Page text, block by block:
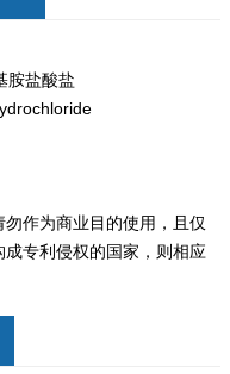
胺盐酸盐
勿作为商业目的使用，且仅
专利侵权的国家，则相应